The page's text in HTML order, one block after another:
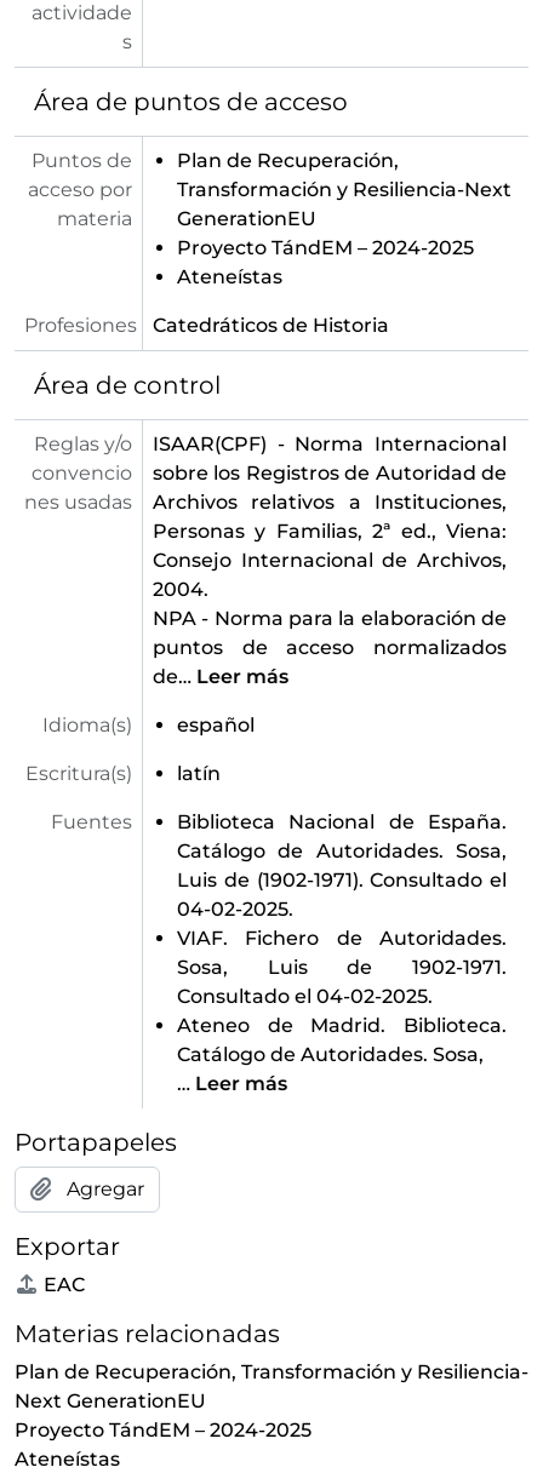
actividade
s
Área de puntos de acceso
Puntos de
acceso por
materia
Plan de Recuperación,
Transformación y Resiliencia-Next
GenerationEU
Proyecto TándEM – 2024-2025
Ateneístas
Profesiones Catedráticos de Historia
Área de control
Reglas y/o
convencio
nes usadas
ISAAR(CPF) - Norma Internacional
sobre los Registros de Autoridad de
Archivos relativos a Instituciones,
Personas y Familias, 2ª ed., Viena:
Consejo Internacional de Archivos,
2004.
NPA - Norma para la elaboración de
puntos de acceso normalizados
de… Leer más
Idioma(s) español
Escritura(s) latín
Fuentes
Biblioteca Nacional de España.
Catálogo de Autoridades. Sosa,
Luis de (1902-1971). Consultado el
04-02-2025.
VIAF. Fichero de Autoridades.
Sosa, Luis de 1902-1971.
Consultado el 04-02-2025.
Ateneo de Madrid. Biblioteca.
Catálogo de Autoridades. Sosa,
… Leer más
Portapapeles
Agregar
Exportar
EAC
Materias relacionadas
Plan de Recuperación, Transformación y Resiliencia-
Next GenerationEU
Proyecto TándEM – 2024-2025
Ateneístas